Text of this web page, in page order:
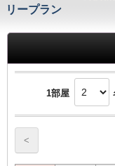
リープラン
1部屋
<